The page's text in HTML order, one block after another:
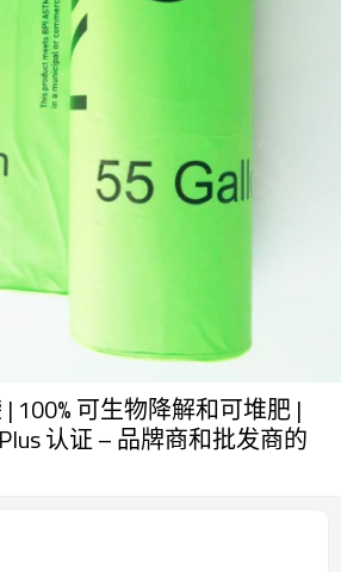
100% 可生物降解和可堆肥 |
认证 – 品牌商和批发商的